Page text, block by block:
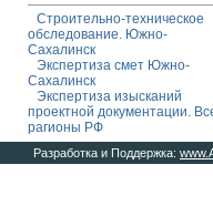
Строительно-техническое
обследование. Южно-
Сахалинск
Экспертиза смет Южно-
Сахалинск
Экспертиза изысканий
проектной документации.
рагионы РФ
Разработка и Поддержка: